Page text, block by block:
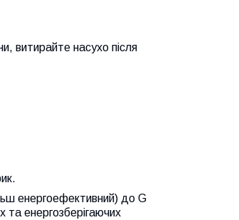
витирайте насухо після
енергоефективний) до G
та енергозберігаючих